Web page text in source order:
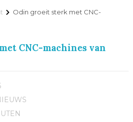
Odin groeit sterk met CNC-
CNC-machines van